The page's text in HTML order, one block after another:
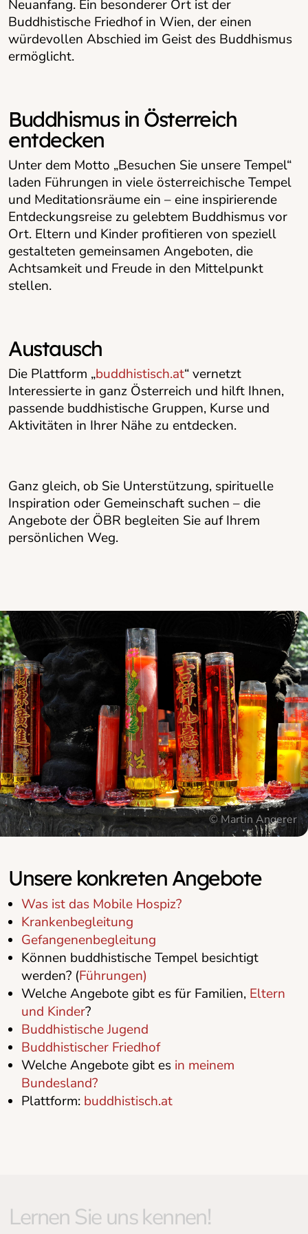
Neuanfang. Ein besonderer Ort ist der
Buddhistische Friedhof in Wien, der einen
würdevollen Abschied im Geist des Buddhismus
ermöglicht.
Buddhismus in Österreich
entdecken
Unter dem Motto „Besuchen Sie unsere Tempel“
laden Führungen in viele österreichische Tempel
und Meditationsräume ein – eine inspirierende
Entdeckungsreise zu gelebtem Buddhismus vor
Ort. Eltern und Kinder profitieren von speziell
gestalteten gemeinsamen Angeboten, die
Achtsamkeit und Freude in den Mittelpunkt
stellen.
Austausch
Die Plattform „buddhistisch.at“ vernetzt
Interessierte in ganz Österreich und hilft Ihnen,
passende buddhistische Gruppen, Kurse und
Aktivitäten in Ihrer Nähe zu entdecken.
Ganz gleich, ob Sie Unterstützung, spirituelle
Inspiration oder Gemeinschaft suchen – die
Angebote der ÖBR begleiten Sie auf Ihrem
persönlichen Weg.
© Martin Angerer
© Martin Angerer
Unsere konkreten Angebote
Was ist das Mobile Hospiz?
Krankenbegleitung
Gefangenenbegleitung
Können buddhistische Tempel besichtigt
werden? (Führungen)
Welche Angebote gibt es für Familien, Eltern
und Kinder?
Buddhistische Jugend
Buddhistischer Friedhof
Welche Angebote gibt es in meinem
Bundesland?
Plattform: buddhistisch.at
Lernen Sie uns kennen!